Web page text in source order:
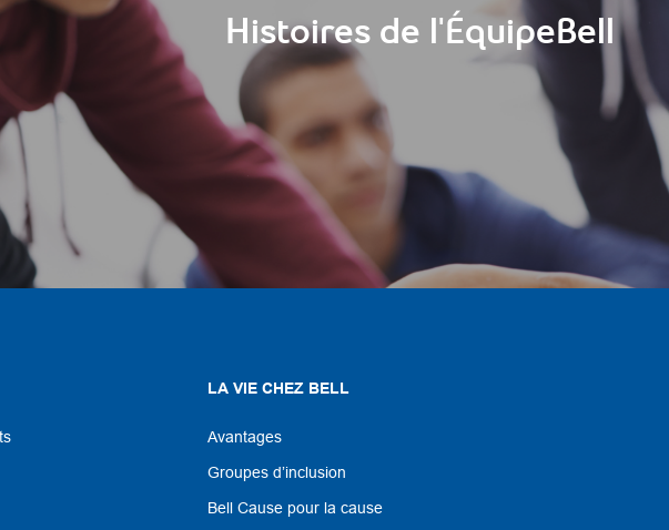
Histoires de l'ÉquipeBell
LA VIE CHEZ BELL
Avantages
Groupes d’inclusion
Bell Cause pour la cause